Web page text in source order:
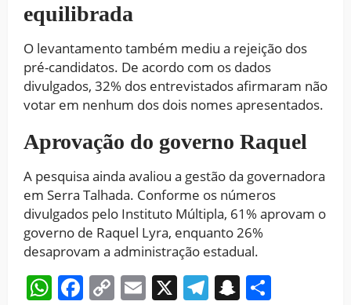
equilibrada
O levantamento também mediu a rejeição dos
pré-candidatos. De acordo com os dados
divulgados, 32% dos entrevistados afirmaram não
votar em nenhum dos dois nomes apresentados.
Aprovação do governo Raquel
A pesquisa ainda avaliou a gestão da governadora
em Serra Talhada. Conforme os números
divulgados pelo Instituto Múltipla, 61% aprovam o
governo de Raquel Lyra, enquanto 26%
desaprovam a administração estadual.
WhatsApp
Facebook
CopyEmail
X Telegram
Snapchat